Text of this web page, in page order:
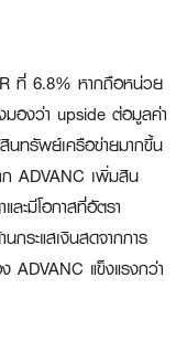
ที่ 6.8% หากถือหน่วย
องว่า upside ต่อมูลค่า
นทรัพย์เครือข่ายมากขึ้น
ก ADVANC เพิ่มสิน
ะมีโอกาสที่อัตรา
ระแสเงินสดจากการ
ADVANC แข็งแรงกว่า